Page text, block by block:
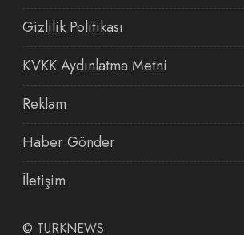
Gizlilik Politikası
KVKK Aydınlatma Metni
Reklam
Haber Gönder
İletişim
© TURKNEWS